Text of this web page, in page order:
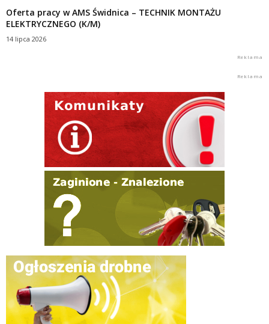
Oferta pracy w AMS Świdnica – TECHNIK MONTAŻU
ELEKTRYCZNEGO (K/M)
14 lipca 2026